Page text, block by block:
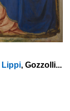
Lippi, Gozzolli...